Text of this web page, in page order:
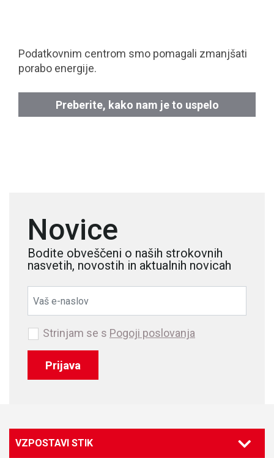
Podatkovnim centrom smo pomagali zmanjšati
porabo energije.
Preberite, kako nam je to uspelo
Novice
Bodite obveščeni o naših strokovnih
nasvetih, novostih in aktualnih novicah
Prijava
Strinjam se s Pogoji poslovanja
VZPOSTAVI STIK